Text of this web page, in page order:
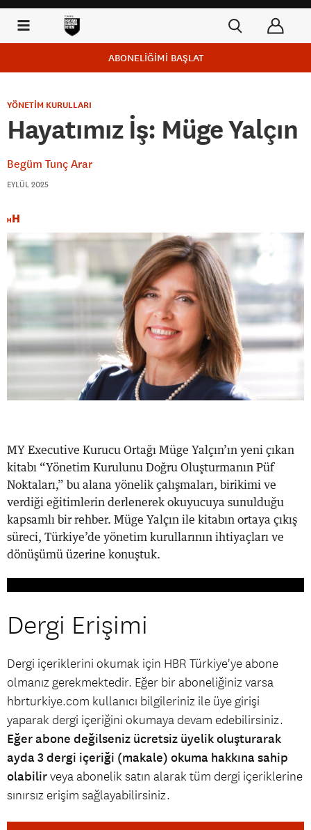
ABONELİĞİMİ BAŞLAT
YÖNETİM KURULLARI
Hayatımız İş: Müge Yalçın
Begüm Tunç Arar
EYLÜL 2025
MY Executive Kurucu Ortağı Müge Yalçın’ın yeni çıkan
kitabı “Yönetim Kurulunu Doğru Oluşturmanın Püf
Noktaları,” bu alana yönelik çalışmaları, birikimi ve
verdiği eğitimlerin derlenerek okuyucuya sunulduğu
kapsamlı bir rehber. Müge Yalçın ile kitabın ortaya çıkış
süreci, Türkiye’de yönetim kurullarının ihtiyaçları ve
dönüşümü üzerine konuştuk.
Dergi Erişimi
Dergi içeriklerini okumak için HBR Türkiye'ye abone
olmanız gerekmektedir. Eğer bir aboneliğiniz varsa
hbrturkiye.com kullanıcı bilgileriniz ile üye girişi
yaparak dergi içeriğini okumaya devam edebilirsiniz.
Eğer abone değilseniz ücretsiz üyelik oluşturarak
ayda 3 dergi içeriği (makale) okuma hakkına sahip
olabilirveya abonelik satın alarak tüm dergi içeriklerine
sınırsız erişim sağlayabilirsiniz.